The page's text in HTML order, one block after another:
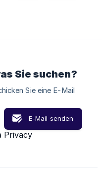
Sie suchen?
Sie eine E-Mail
E-Mail senden
Privacy